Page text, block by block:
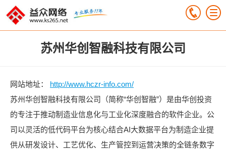
苏州华创智融科技有限公司
网站地址： http://www.hczr-info.com/
苏州华创智融科技有限公司（简称“华创智融”）是由华创投资
的专注于推动制造业信息化与工业化深度融合的软件企业。公
司以灵活的低代码平台为核心结合AI大数据平台为制造企业提
供从研发设计、工艺优化、生产管控到运营决策的全链条数字